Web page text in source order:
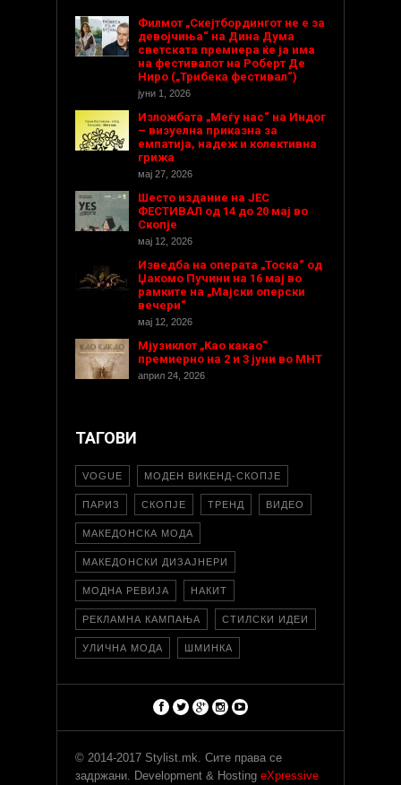
Филмот „Скејтбордингот не е за
девојчиња“ на Дина Дума
светската премиера ќе ја има
на фестивалот на Роберт Де
Ниро („Трибека фестивал“)
јуни 1, 2026
Изложбата „Меѓу нас“ на Индог
– визуелна приказна за
емпатија, надеж и колективна
грижа
мај 27, 2026
Шесто издание на ЈЕС
ФЕСТИВАЛ од 14 до 20 мај во
Скопје
мај 12, 2026
Изведба на операта „Тоска“ од
Џакомо Пучини на 16 мај во
рамките на „Мајски оперски
вечери“
мај 12, 2026
Мјузиклот „Као какао“
премиерно на 2 и 3 јуни во МНТ
април 24, 2026
ТАГОВИ
VOGUE МОДЕН ВИКЕНД-СКОПЈЕ
ПАРИЗ СКОПЈЕ ТРЕНД ВИДЕО
МАКЕДОНСКА МОДА
МАКЕДОНСКИ ДИЗАЈНЕРИ
МОДНА РЕВИЈА НАКИТ
РЕКЛАМНА КАМПАЊА СТИЛСКИ ИДЕИ
УЛИЧНА МОДА ШМИНКА
© 2014-2017 Stylist.mk. Сите права се
задржани. Development & Hosting eXpressive